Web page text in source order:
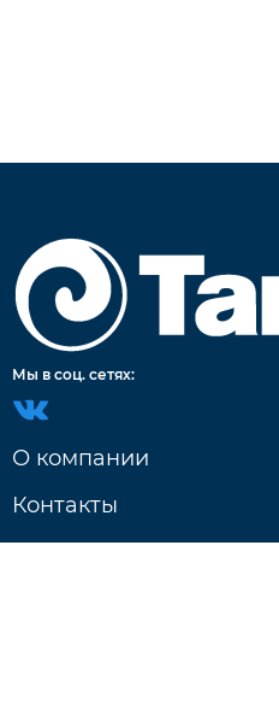
Мы в соц. сетях:
О компании
Контакты